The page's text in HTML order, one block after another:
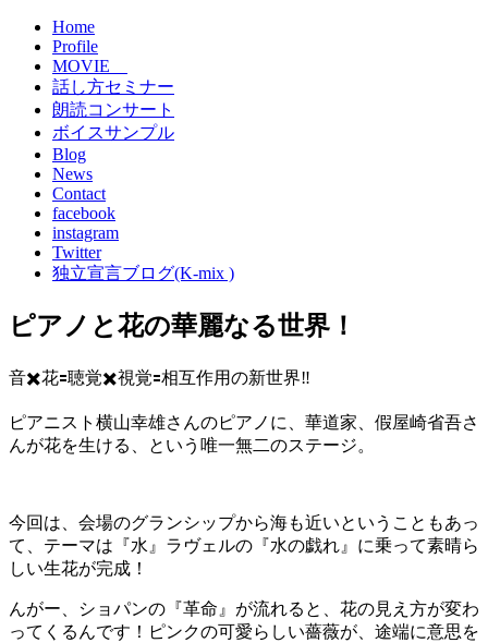
Home
Profile
MOVIE
話し方セミナー
朗読コンサート
ボイスサンプル
Blog
News
Contact
facebook
instagram
Twitter
独立宣言ブログ(K-mix )
ピアノと花の華麗なる世界！
音✖️花🟰聴覚✖️視覚🟰相互作用の新世界‼︎
ピアニスト横山幸雄さんのピアノに、華道家、假屋崎省吾さ
んが花を生ける、という唯一無二のステージ。
今回は、会場のグランシップから海も近いということもあっ
て、テーマは『水』ラヴェルの『水の戯れ』に乗って素晴ら
しい生花が完成！
んがー、ショパンの『革命』が流れると、花の見え方が変わ
ってくるんです！ピンクの可愛らしい薔薇が、途端に意思を